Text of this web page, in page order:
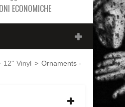
ECONOMICHE
12'' Vinyl > Ornaments -